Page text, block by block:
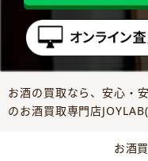
お酒の買取なら、安心・
のお酒買取専門店
お酒